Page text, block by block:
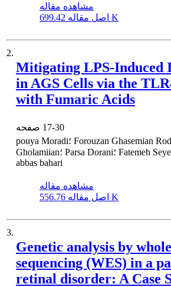
مشاهده مقاله
اصل مقاله 699.42 K
2.
Mitigating LPS-Induced
in AGS Cells via the
with Fumaric Acids
17-30
pouya Moradi؛ Forouzan Ghasemian Rodsari؛ Elahe
Gholamiian؛ Parsa Dorani؛ Fatemeh Seyed Monfared Zanjani؛
abbas bahari
مشاهده مقاله
اصل مقاله 556.76 K
3.
Genetic analysis by
sequencing (WES) in a
retinal disorder: A Case